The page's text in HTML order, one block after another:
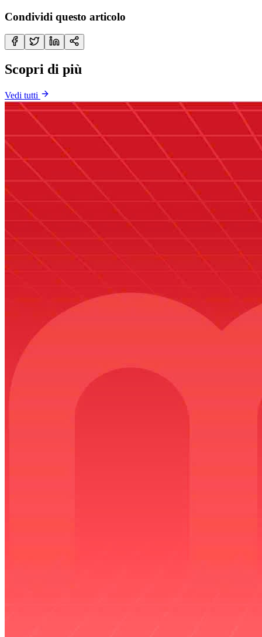
Condividi questo articolo
Scopri di più
Vedi tutti